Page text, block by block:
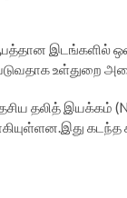
இடங்களில்
உள்துறை
தலித் இயக்கம்
கடந்த